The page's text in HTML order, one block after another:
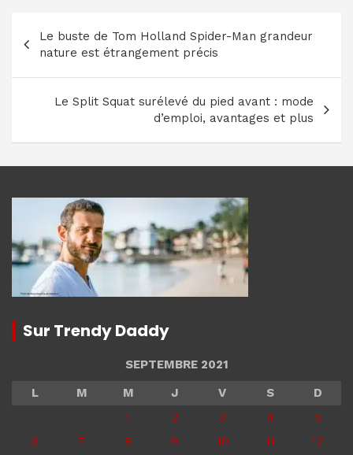
de
l’article
Le buste de Tom Holland Spider-Man grandeur
nature est étrangement précis
Le Split Squat surélevé du pied avant : mode
d’emploi, avantages et plus
Sur Trendy Daddy
SEPTEMBRE 2021
L
M M J V S
D
1
2 3 4
5
6
7 8 9 10 11 12